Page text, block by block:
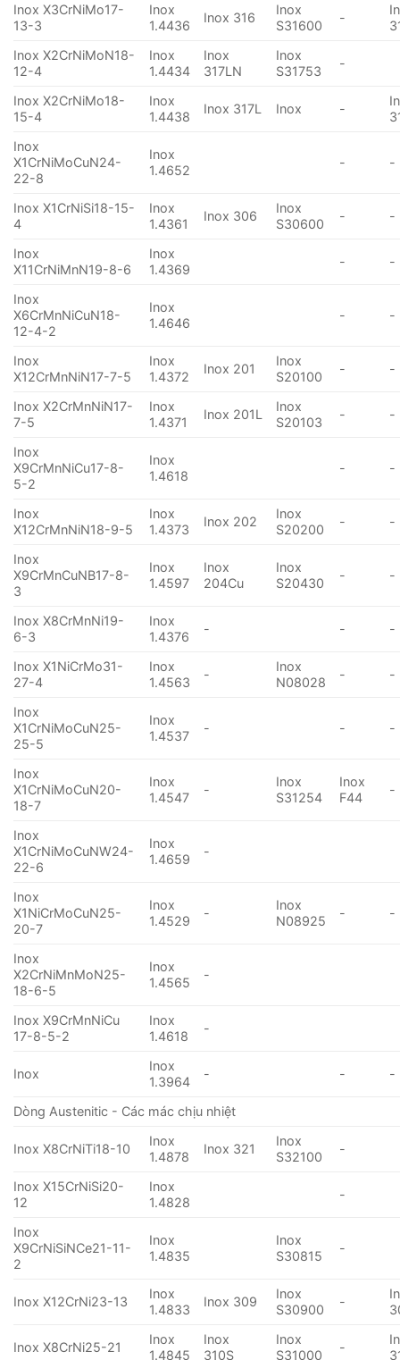
Inox X3CrNiMo17-
13-3
Inox
1.4436
Inox 316
Inox
S31600
-
Inox X2CrNiMoN18-
12-4
Inox
1.4434
Inox
317LN
Inox
S31753
-
Inox X2CrNiMo18-
15-4
Inox
1.4438
Inox 317L Inox -
Inox
X1CrNiMoCuN24-
22-8
Inox
1.4652
- -
Inox X1CrNiSi18-15-
4
Inox
1.4361
Inox 306
Inox
S30600
- -
Inox
X11CrNiMnN19-8-6
Inox
1.4369
- -
Inox
X6CrMnNiCuN18-
12-4-2
Inox
1.4646
- -
Inox
X12CrMnNiN17-7-5
Inox
1.4372
Inox 201
Inox
S20100
- -
Inox X2CrMnNiN17-
7-5
Inox
1.4371
Inox 201L
Inox
S20103
- -
Inox
X9CrMnNiCu17-8-
5-2
Inox
1.4618
- -
Inox
X12CrMnNiN18-9-5
Inox
1.4373
Inox 202
Inox
S20200
- -
Inox
X9CrMnCuNB17-8-
3
Inox
1.4597
Inox
204Cu
Inox
S20430
- -
Inox X8CrMnNi19-
6-3
Inox
1.4376
- - -
Inox X1NiCrMo31-
27-4
Inox
1.4563
-
Inox
N08028
- -
Inox
X1CrNiMoCuN25-
25-5
Inox
1.4537
- - -
Inox
X1CrNiMoCuN20-
18-7
Inox
1.4547
-
Inox
S31254
Inox
F44
-
Inox
X1CrNiMoCuNW24-
22-6
Inox
1.4659
-
Inox
X1NiCrMoCuN25-
20-7
Inox
1.4529
-
Inox
N08925
- -
Inox
X2CrNiMnMoN25-
18-6-5
Inox
1.4565
-
Inox X9CrMnNiCu
17-8-5-2
Inox
1.4618
-
Inox
Inox
1.3964
- - -
Dòng Austenitic - Các mác chịu nhiệt
Inox X8CrNiTi18-10
Inox
1.4878
Inox 321
Inox
S32100
-
Inox X15CrNiSi20-
12
Inox
1.4828
-
Inox
X9CrNiSiNCe21-11-
2
Inox
1.4835
Inox
S30815
-
Inox X12CrNi23-13
Inox
1.4833
Inox 309
Inox
S30900
-
Inox X8CrNi25-21
Inox
1.4845
Inox
310S
Inox
S31000
-